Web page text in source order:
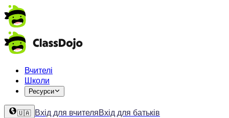
Вчителі
Школи
Ресурси
🇺🇦 Вхід для вчителяВхід для батьків